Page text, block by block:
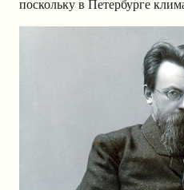
поскольку в Петербурге